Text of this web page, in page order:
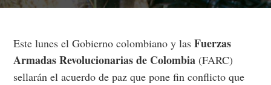
Este lunes el Gobierno colombiano y lasFuerzas
Armadas Revolucionarias de Colombia (FARC)
sellarán el acuerdo de paz que pone fin conflicto que